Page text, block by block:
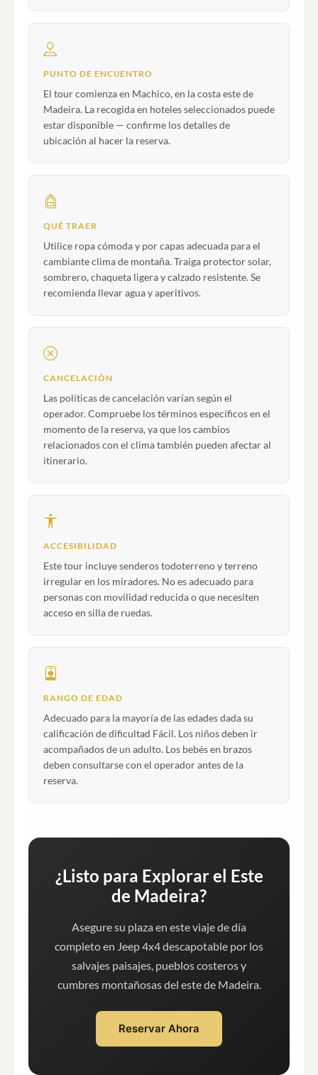
PUNTO DE ENCUENTRO
El tour comienza en Machico, en la costa este de
Madeira. La recogida en hoteles seleccionados puede
estar disponible — confirme los detalles de
ubicación al hacer la reserva.
QUÉ TRAER
Utilice ropa cómoda y por capas adecuada para el
cambiante clima de montaña. Traiga protector solar,
sombrero, chaqueta ligera y calzado resistente. Se
recomienda llevar agua y aperitivos.
CANCELACIÓN
Las políticas de cancelación varían según el
operador. Compruebe los términos específicos en el
momento de la reserva, ya que los cambios
relacionados con el clima también pueden afectar al
itinerario.
ACCESIBILIDAD
Este tour incluye senderos todoterreno y terreno
irregular en los miradores. No es adecuado para
personas con movilidad reducida o que necesiten
acceso en silla de ruedas.
RANGO DE EDAD
Adecuado para la mayoría de las edades dada su
calificación de dificultad Fácil. Los niños deben ir
acompañados de un adulto. Los bebés en brazos
deben consultarse con el operador antes de la
reserva.
¿Listo para Explorar el Este
de Madeira?
Asegure su plaza en este viaje de día
completo en Jeep 4x4 descapotable por los
salvajes paisajes, pueblos costeros y
cumbres montañosas del este de Madeira.
Reservar Ahora